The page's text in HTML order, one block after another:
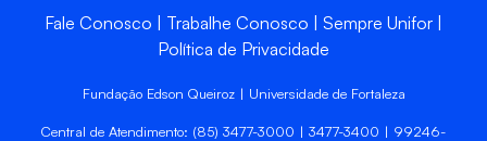
Fale Conosco Trabalhe Conosco
Sempre Unifor
Política de Privacidade
Fundação Edson Queiroz | Universidade de Fortaleza
Central de Atendimento: (85) 3477-3000 | 3477-3400 | 99246-